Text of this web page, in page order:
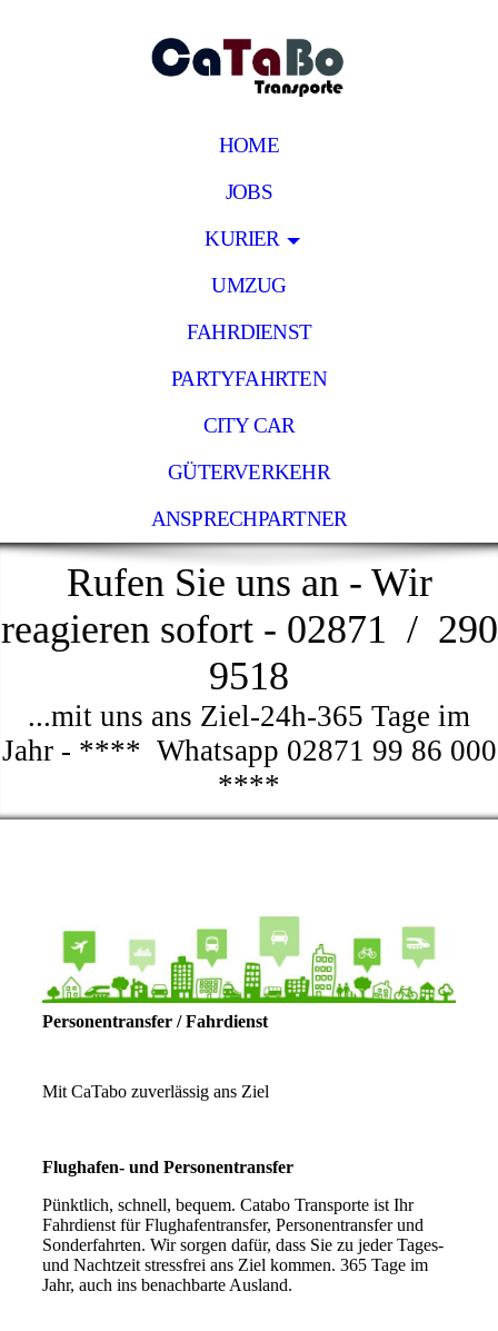
HOME
JOBS
KURIER
UMZUG
FAHRDIENST
PARTYFAHRTEN
CITY CAR
GÜTERVERKEHR
ANSPRECHPARTNER
Rufen Sie uns an - Wir
reagieren sofort - 02871 / 290
9518
...mit uns ans Ziel-24h-365 Tage im
Jahr - **** Whatsapp 02871 99 86 000
****
Personentransfer / Fahrdienst
Mit CaTabo zuverlässig ans Ziel
Flughafen- und Personentransfer
Pünktlich, schnell, bequem. Catabo Transporte ist Ihr
Fahrdienst für Flughafentransfer, Personentransfer und
Sonderfahrten. Wir sorgen dafür, dass Sie zu jeder Tages-
und Nachtzeit stressfrei ans Ziel kommen. 365 Tage im
Jahr, auch ins benachbarte Ausland.